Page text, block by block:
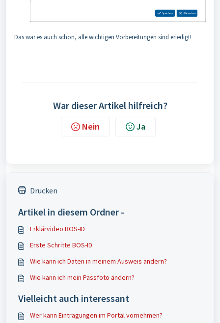
Das war es auch schon, alle wichtigen Vorbereitungen sind erledigt!
War dieser Artikel hilfreich?
Nein Ja
Drucken
Artikel in diesem Ordner -
Erklärvideo BOS-ID
Erste Schritte BOS-ID
Wie kann ich Daten in meinem Ausweis ändern?
Wie kann ich mein Passfoto ändern?
Vielleicht auch interessant
Wer kann Eintragungen im Portal vornehmen?